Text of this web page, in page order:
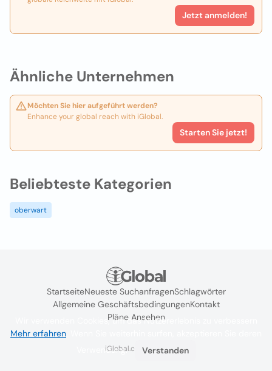
Ähnliche Unternehmen
Möchten Sie hier aufgeführt werden?
Enhance your global reach with iGlobal.
Starten Sie jetzt!
Jetzt anmelden!
Beliebteste Kategorien
oberwart
StartseiteNeueste SuchanfragenSchlagwörter
Allgemeine GeschäftsbedingungenKontakt
Pläne Ansehen
iGlobal.co @ 2024
Wir verwenden Cookies, um das Nutzererlebnis zu verbessern
Mehr erfahren
Verwendung.
Verstanden